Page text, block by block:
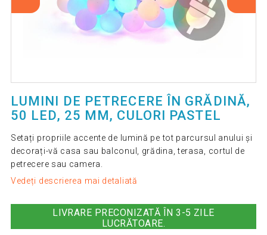
LUMINI DE PETRECERE ÎN GRĂDINĂ,
50 LED, 25 MM, CULORI PASTEL
Setați propriile accente de lumină pe tot parcursul anului și
decorați-vă casa sau balconul, grădina, terasa, cortul de
petrecere sau camera.
Vedeți descrierea mai detaliată
LIVRARE PRECONIZATĂ ÎN 3-5 ZILE
LUCRĂTOARE.